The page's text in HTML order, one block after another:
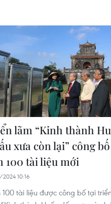
lãm “Kinh thành
xưa còn lại” công bố
100 tài liệu mới
10:16
100 tài liệu được công bố tại triển